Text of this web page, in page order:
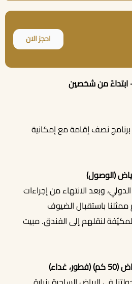
احجز الان
أحجز الان
ابتداءً من شخصين
نصف إقامة مع إمكانية
(الوصول)
وبعد الانتهاء من إجراءات
ممثلنا باستقبال الضيوف
لنقلهم إلى الفندق. مبيت
غداء)